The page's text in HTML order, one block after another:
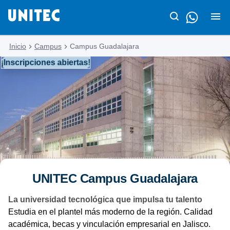
Inicio Campus Campus Guadalajara
¡Inscripciones abiertas!
UNITEC Campus Guadalajara
La universidad tecnológica que impulsa tu talento
Estudia en el plantel más moderno de la región. Calidad
académica, becas y vinculación empresarial en Jalisco.